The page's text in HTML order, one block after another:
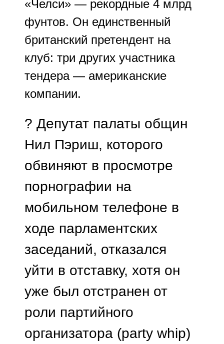
«Челси» — рекордные 4 млрд
фунтов. Он единственный
британский претендент на
клуб: три других участника
тендера — американские
компании.
? Депутат палаты общин
Нил Пэриш, которого
обвиняют в просмотре
порнографии на
мобильном телефоне в
ходе парламентских
заседаний, отказался
уйти в отставку, хотя он
уже был отстранен от
роли партийного
организатора (party whip)